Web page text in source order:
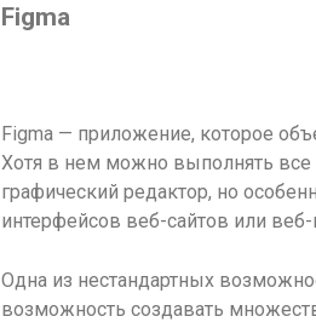
Figma
Figma — приложение, которое
Хотя в нем можно выполнять
графический редактор, но
интерфейсов веб-сайтов или
Одна из нестандартных
возможность создавать